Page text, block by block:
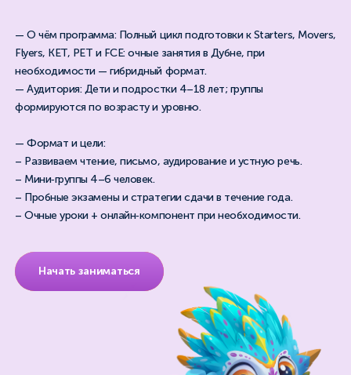
— О чём программа: Полный цикл подготовки к Starters, Movers,
Flyers, KET, PET и FCE: очные занятия в Дубне, при
необходимости — гибридный формат.
— Аудитория: Дети и подростки 4–18 лет; группы
формируются по возрасту и уровню.
— Формат и цели:
– Развиваем чтение, письмо, аудирование и устную речь.
– Мини‑группы 4–6 человек.
– Пробные экзамены и стратегии сдачи в течение года.
– Очные уроки + онлайн‑компонент при необходимости.
Начать заниматься